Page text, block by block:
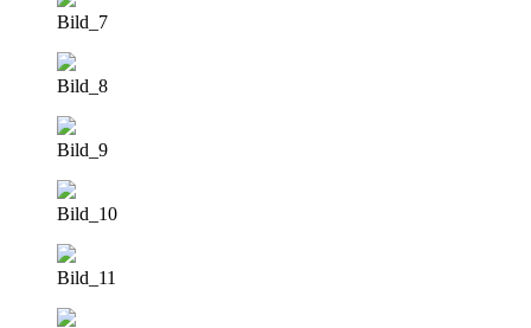
Bild_7
Bild_8
Bild_9
Bild_10
Bild_11